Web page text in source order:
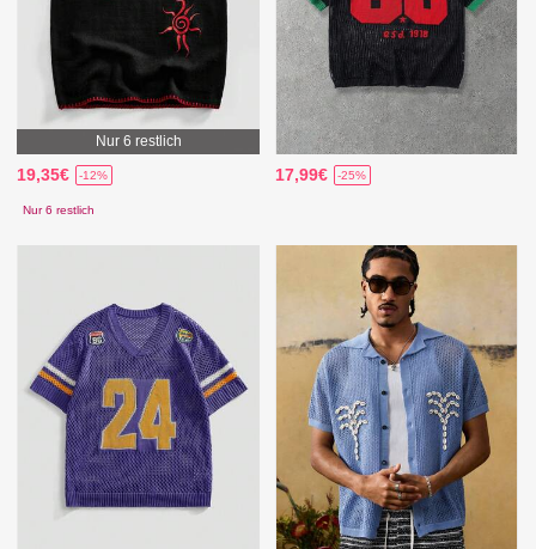
Nur 6 restlich
19,35€ -12%
Nur 6 restlich
17,99€ -25%